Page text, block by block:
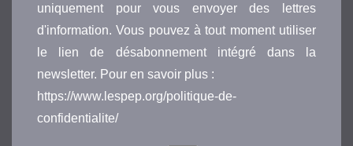
uniquement pour vous envoyer des lettres
d'information. Vous pouvez à tout moment utiliser
le lien de désabonnement intégré dans la
newsletter. Pour en savoir plus :
https://www.lespep.org/politique-de-
confidentialite/